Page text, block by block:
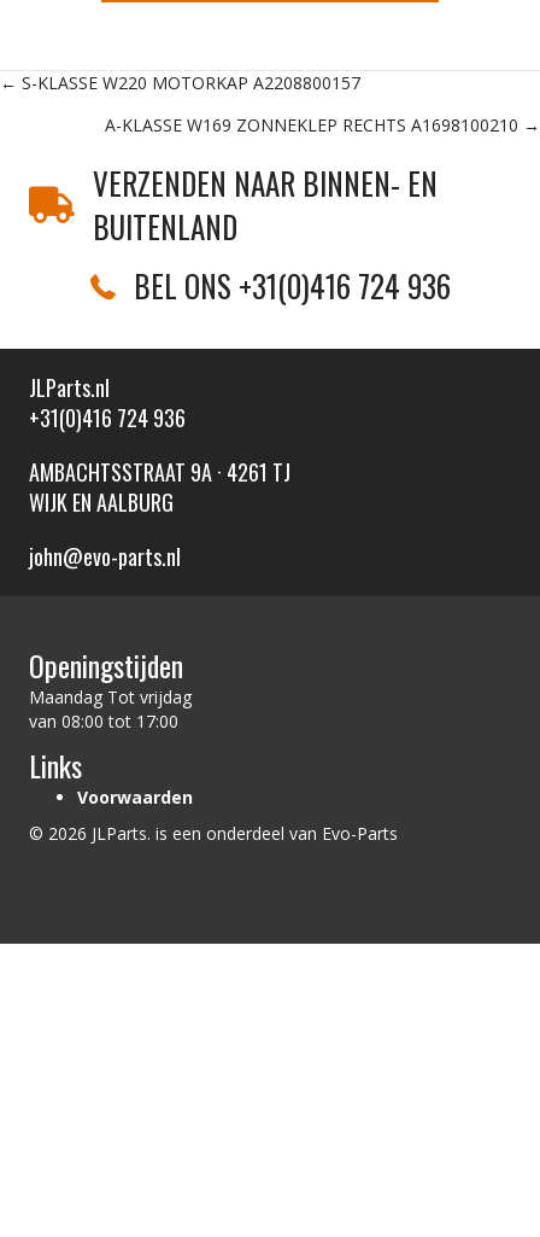
Posts
navigation
← S-KLASSE W220 MOTORKAP A2208800157
A-KLASSE W169 ZONNEKLEP RECHTS A1698100210 →
VERZENDEN NAAR BINNEN- EN
BUITENLAND
BEL ONS +31(0)416 724 936
JLParts.nl
+31(0)416 724 936
AMBACHTSSTRAAT 9A · 4261 TJ
WIJK EN AALBURG
john@evo-parts.nl
Openingstijden
Maandag Tot vrijdag
van 08:00 tot 17:00
Links
Voorwaarden
© 2026 JLParts. is een onderdeel van Evo-Parts